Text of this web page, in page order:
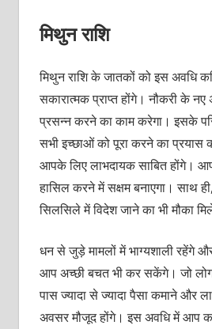
मिथुन राशि
मिथुन राशि के जातकों को इस अवधि
सकारात्मक प्राप्त होंगे। नौकरी के
प्रसन्न करने का काम करेगा। इसके
सभी इच्छाओं को पूरा करने का
आपके लिए लाभदायक साबित होंगे।
हासिल करने में सक्षम बनाएगा। साथ
सिलसिले में विदेश जाने का भी मौका
धन से जुड़े मामलों में भाग्यशाली रहेंगे
आप अच्छी बचत भी कर सकेंगे। जो
पास ज्यादा से ज्यादा पैसा कमाने और
अवसर मौजूद होंगे। इस अवधि में आप